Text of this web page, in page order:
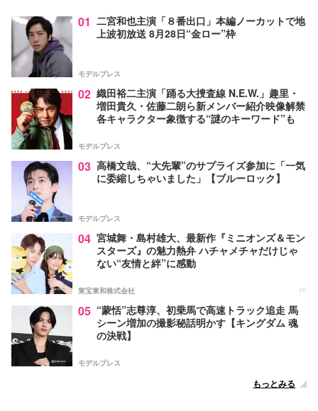
01 二宮和也主演「８番出口」本編ノーカットで地
上波初放送 8月28日“金ロー”枠
モデルプレス
02 織田裕二主演「踊る大捜査線 N.E.W.」趣里・
増田貴久・佐藤二朗ら新メンバー紹介映像解禁
各キャラクター象徴する“謎のキーワード”も
モデルプレス
03 高橋文哉、“大先輩”のサプライズ参加に「一気
に委縮しちゃいました」【ブルーロック】
モデルプレス
04 宮城舞・島村雄大、最新作『ミニオンズ＆モン
スターズ』の魅力熱弁 ハチャメチャだけじゃ
ない“友情と絆”に感動
東宝東和株式会社 PR
05 “蒙恬”志尊淳、初乗馬で高速トラック追走 馬
シーン増加の撮影秘話明かす【キングダム 魂
の決戦】
モデルプレス
もっとみる